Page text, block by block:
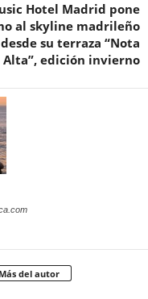
Hotel Madrid pone
al skyline madrileño
desde su terraza “Nota
Alta”, edición invierno
Más del autor